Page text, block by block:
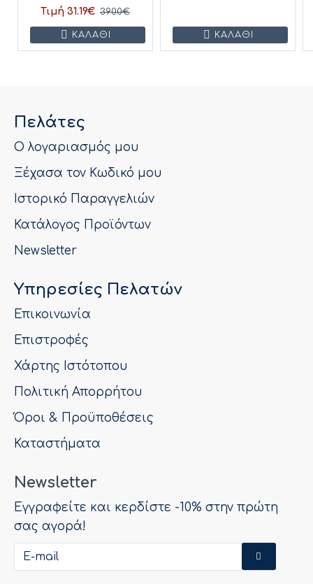
Τιμή 31.19€ 39.00€
ΚΑΛΆΘΙ ΚΑΛΆΘΙ
Πελάτες
Ο λογαριασμός μου
Ξέχασα τον Κωδικό μου
Ιστορικό Παραγγελιών
Κατάλογος Προϊόντων
Newsletter
Υπηρεσίες Πελατών
Επικοινωνία
Επιστροφές
Χάρτης Ιστότοπου
Πολιτική Απορρήτου
Όροι & Προϋποθέσεις
Καταστήματα
Newsletter
Εγγραφείτε και κερδίστε -10% στην πρώτη
σας αγορά!